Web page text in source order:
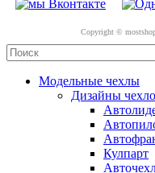
Copyright ©
Модельные чехлы
Дизайны
Кулпарт